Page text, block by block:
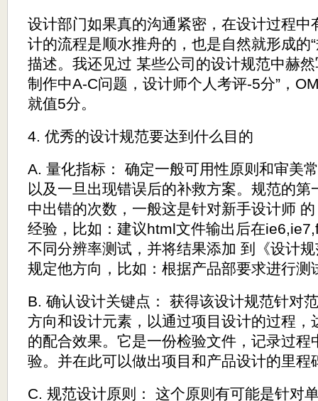
设计部门如果真的沟通紧密，在设计过程中
计的流程是顺水推舟的，也是自然就形成的
描述。我还见过 某些公司的设计规范中赫
制作中A-C问题，设计师个人考评-5分”，
就值5分。
4. 优秀的设计规范要达到什么目的
A. 量化指标： 确定一般可用性原则和审美
以及一旦出现错误后的补救方案。规范的
中出错的次数，一般这是针对新手设计师
经验，比如：建议html文件输出后在
不同分辨率测试，并将结果添加 到《设计
规定他方向，比如：根据产品部要求进行测
B. 确认设计关键点： 获得该设计规范针对
方向和设计元素，以通过项目设计的过程，
的配合效果。它是一份检验文件，记录过程
验。并在此可以做出项目和产品设计的里程
C. 规范设计原则： 这个原则有可能是针对